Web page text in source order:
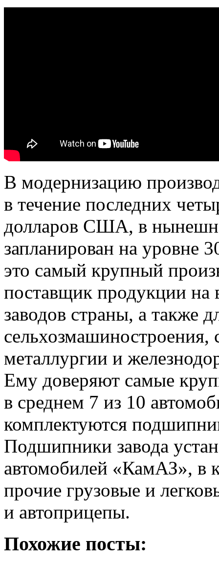
В модернизацию
в течение последних
долларов США, в
запланирован на уровне
это самый крупный
поставщик продукции на
заводов страны, а также
сельхозмашиностроения,
металлургии и
Ему доверяют самые
в среднем 7 из 10
комплектуются
Подшипники завода
автомобилей «КамАЗ», в
прочие грузовые и
и автоприцепы.
Похожие посты: